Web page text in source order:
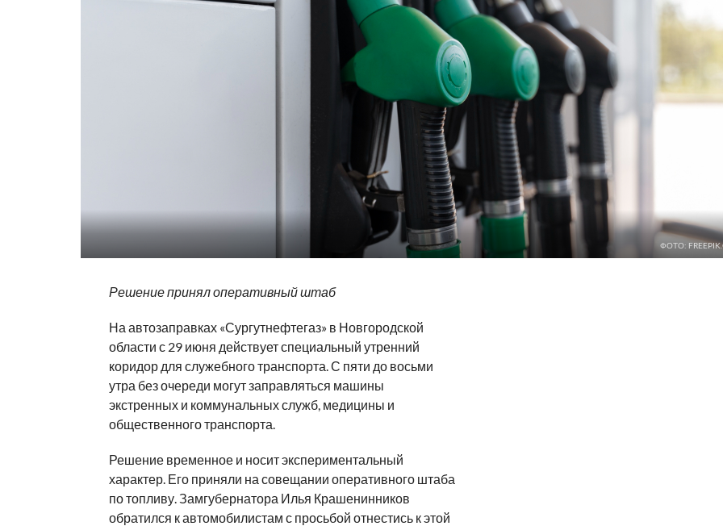
ФОТО:
Решение принял оперативный штаб
На автозаправках «Сургутнефтегаз» в Новгородской
области с 29 июня действует специальный утренний
коридор для служебного транспорта. С пяти до восьми
утра без очереди могут заправляться машины
экстренных и коммунальных служб, медицины и
общественного транспорта.
Решение временное и носит экспериментальный
характер. Его приняли на совещании оперативного штаба
по топливу. Замгубернатора Илья Крашенинников
обратился к автомобилистам с просьбой отнестись к этой